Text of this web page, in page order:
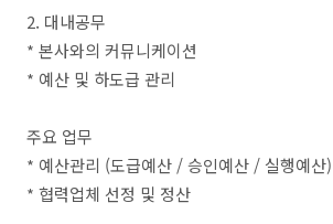
2. 대내공무
* 본사와의 커뮤니케이션
* 예산 및 하도급 관리
주요 업무
* 예산관리 (도급예산 / 승인예산 / 실행예산)
* 협력업체 선정 및 정산